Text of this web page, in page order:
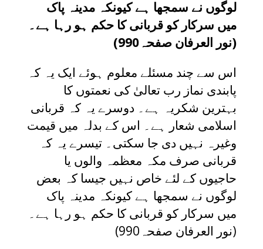
لوگوں نے سمجھا ہے کیونکہ مدینہ پاک
میں سرکار کو قربانی کا حکم ہو رہا ہے۔
(نور العرفان صفحہ990)
اس سے چند مسئلے معلوم ہوئے ایک یہ کہ
پابندی نماز رب تعالیٰ کی نعمتوں کا
بہترین شکریہ ہے۔ دوسرے یہ کہ قربانی
اسلامی شعار ہے۔ اس کے بدلہ میں قیمت
وغیرہ نہیں دی جا سکتی۔ تیسرے یہ کہ
قربانی صرف مکہ معظمہ والوں یا
حاجیوں کے لئے خاص نہیں جیسا کہ بعض
لوگوں نے سمجھا ہے کیونکہ مدینہ پاک
میں سرکار کو قربانی کا حکم ہو رہا ہے۔
(نور العرفان صفحہ990)